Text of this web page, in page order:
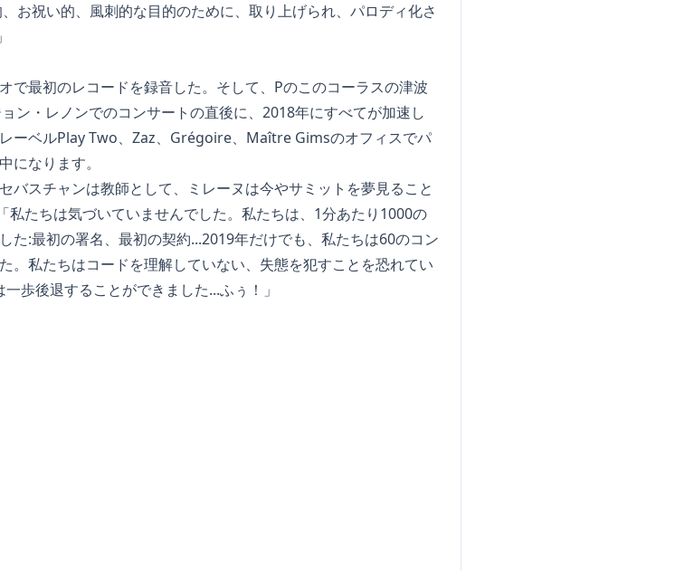
お祝い的、風刺的な目的のために、取り上げられ、パロディ化さ
で最初のレコードを録音した。そして、Pのこのコーラスの津波
ン・レノンでのコンサートの直後に、2018年にすべてが加速し
ーベルPlay Two、Zaz、Grégoire、Maître Gimsのオフィスでパ
になります。
バスチャンは教師として、ミレーヌは今やサミットを夢見ること
私たちは気づいていませんでした。私たちは、1分あたり1000の
た:最初の署名、最初の契約...2019年だけでも、私たちは60のコン
。私たちはコードを理解していない、失態を犯すことを恐れてい
歩後退することができました...ふぅ！」